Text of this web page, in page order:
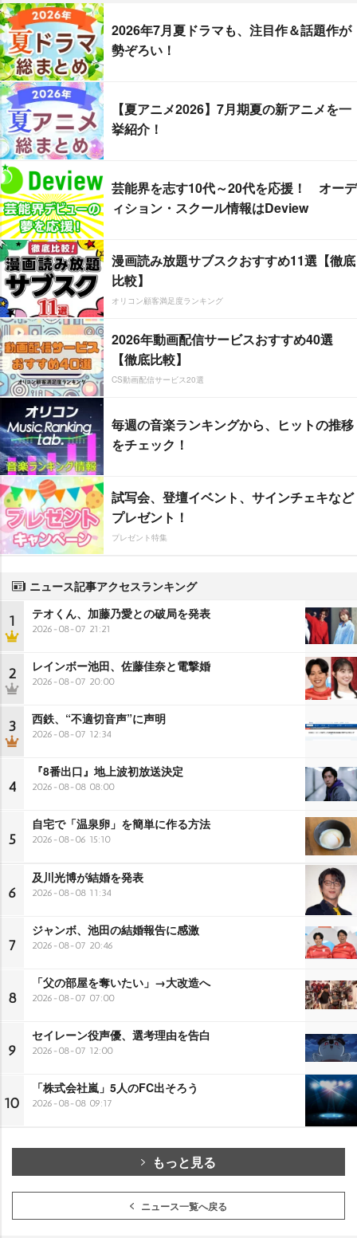
2026年7月夏ドラマも、注目作＆話題作が
勢ぞろい！
【夏アニメ2026】7月期夏の新アニメを一
挙紹介！
芸能界を志す10代～20代を応援！ オーデ
ィション・スクール情報はDeview
漫画読み放題サブスクおすすめ11選【徹底
比較】
オリコン顧客満足度ランキング
2026年動画配信サービスおすすめ40選
【徹底比較】
CS動画配信サービス20選
毎週の音楽ランキングから、ヒットの推移
をチェック！
試写会、登壇イベント、サインチェキなど
プレゼント！
プレゼント特集
ニュース記事アクセスランキング
1 テオくん、加藤乃愛との破局を発表
2026-08-07 21:21
2 レインボー池田、佐藤佳奈と電撃婚
2026-08-07 20:00
3 西鉄、“不適切音声”に声明
2026-08-07 12:34
4
『8番出口』地上波初放送決定
2026-08-08 08:00
5
自宅で「温泉卵」を簡単に作る方法
2026-08-06 15:10
6
及川光博が結婚を発表
2026-08-08 11:34
7
ジャンボ、池田の結婚報告に感激
2026-08-07 20:46
8
「父の部屋を奪いたい」→大改造へ
2026-08-07 07:00
9
セイレーン役声優、選考理由を告白
2026-08-07 12:00
10
「株式会社嵐」5人のFC出そろう
2026-08-08 09:17
もっと見る
ニュース一覧へ戻る